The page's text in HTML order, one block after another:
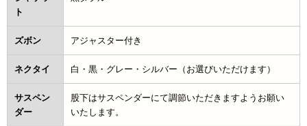
ト
ズボン アジャスター付き
ネクタイ 白・黒・グレー・シルバー（お選びいただけます）
サスペン
ダー
股下はサスペンダーにて調節いただきますようお願い
いたします。